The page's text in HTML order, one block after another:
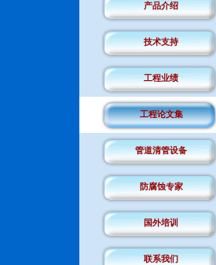
产品介绍
技术支持
工程业绩
工程论文集
管道清管设备
防腐蚀专家
国外培训
联系我们